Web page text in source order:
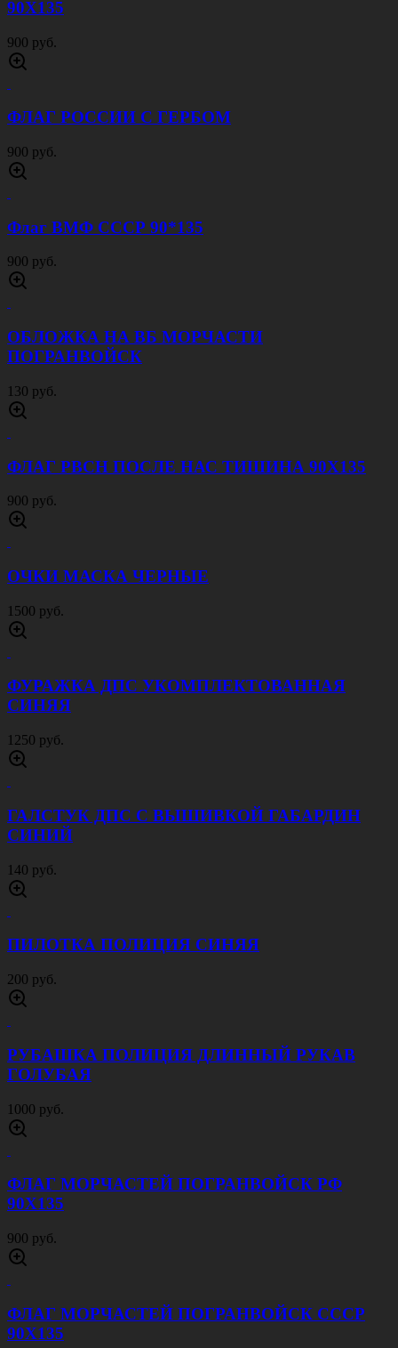
90Х135
900 руб.
ФЛАГ РОССИИ С ГЕРБОМ
900 руб.
Флаг ВМФ СССР 90*135
900 руб.
ОБЛОЖКА НА ВБ МОРЧАСТИ
ПОГРАНВОЙСК
130 руб.
ФЛАГ РВСН ПОСЛЕ НАС ТИШИНА 90Х135
900 руб.
ОЧКИ МАСКА ЧЕРНЫЕ
1500 руб.
ФУРАЖКА ДПС УКОМПЛЕКТОВАННАЯ
СИНЯЯ
1250 руб.
ГАЛСТУК ДПС С ВЫШИВКОЙ ГАБАРДИН
СИНИЙ
140 руб.
ПИЛОТКА ПОЛИЦИЯ СИНЯЯ
200 руб.
РУБАШКА ПОЛИЦИЯ ДЛИННЫЙ РУКАВ
ГОЛУБАЯ
1000 руб.
ФЛАГ МОРЧАСТЕЙ ПОГРАНВОЙСК РФ
90Х135
900 руб.
ФЛАГ МОРЧАСТЕЙ ПОГРАНВОЙСК СССР
90Х135